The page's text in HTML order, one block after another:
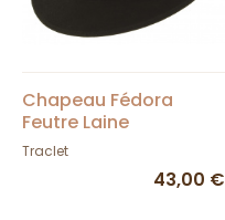
Chapeau Fédora
Feutre Laine
Imperméable Vanador
Traclet
43,00 €